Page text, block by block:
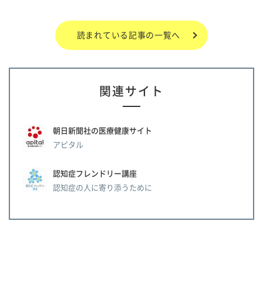
読まれている記事の一覧へ
関連サイト
朝日新聞社の医療健康サイト
アピタル
認知症フレンドリー講座
認知症の人に寄り添うために